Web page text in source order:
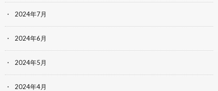
2024年7月
2024年6月
2024年5月
2024年4月